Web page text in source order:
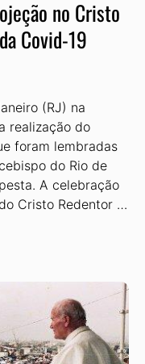
no Cristo
Covid-19
(RJ) na
realização do
foram lembradas
do Rio de
A celebração
Cristo Redentor …